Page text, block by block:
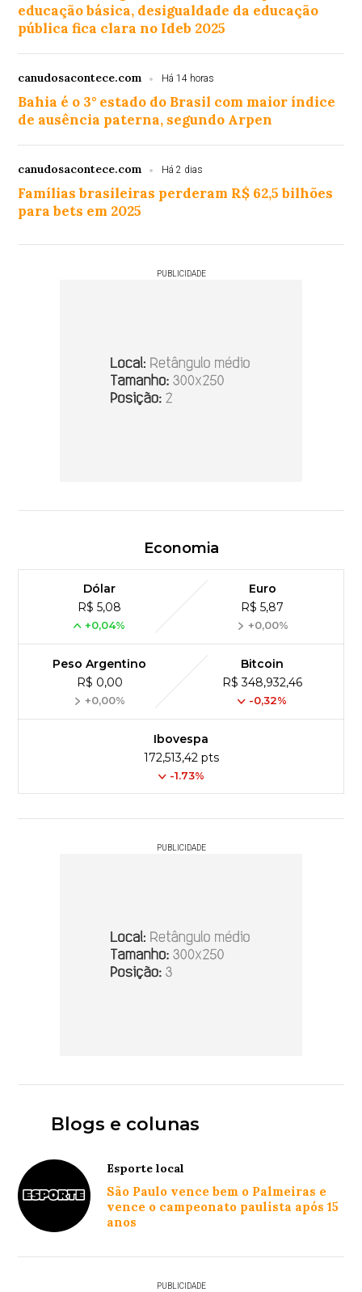
educação básica, desigualdade da educação
pública fica clara no Ideb 2025
canudosacontece.com Há 14 horas
Bahia é o 3° estado do Brasil com maior índice
de ausência paterna, segundo Arpen
canudosacontece.com Há 2 dias
Famílias brasileiras perderam R$ 62,5 bilhões
para bets em 2025
PUBLICIDADE
Economia
Dólar
R$ 5,08
+0,04%
Euro
R$ 5,87
+0,00%
Peso Argentino
R$ 0,00
+0,00%
Bitcoin
R$ 348,932,46
-0,32%
Ibovespa
172,513,42 pts
-1.73%
PUBLICIDADE
Blogs e colunas
Esporte local
São Paulo vence bem o Palmeiras e
vence o campeonato paulista após 15
anos
PUBLICIDADE